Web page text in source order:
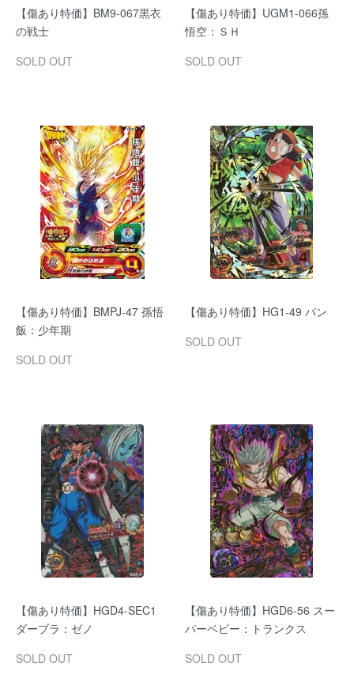
【傷あり特価】BM9-067黒衣
の戦士
SOLD OUT
【傷あり特価】UGM1-066孫
悟空：ＳＨ
SOLD OUT
【傷あり特価】BMPJ-47 孫悟
飯：少年期
SOLD OUT
【傷あり特価】HG1-49 パン
SOLD OUT
【傷あり特価】HGD4-SEC1
ダーブラ：ゼノ
SOLD OUT
【傷あり特価】HGD6-56 スー
パーベビー：トランクス
SOLD OUT